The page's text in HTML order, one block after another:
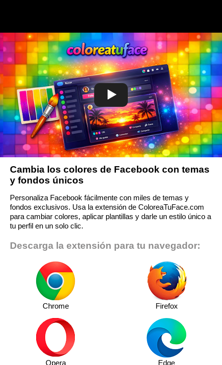
Cambia los colores de Facebook con temas
y fondos únicos
Personaliza Facebook fácilmente con miles de temas y
fondos exclusivos. Usa la extensión de ColoreaTuFace.com
para cambiar colores, aplicar plantillas y darle un estilo único a
tu perfil en un solo clic.
Descarga la extensión para tu navegador:
Chrome Firefox
Opera Edge